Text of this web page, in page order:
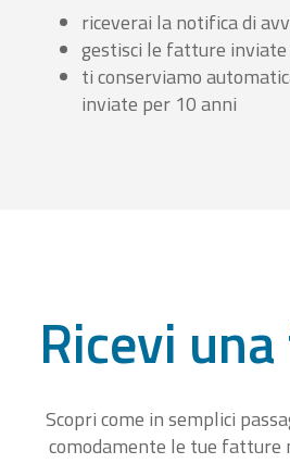
riceverai la notifica di
gestisci le fatture
ti conserviamo
inviate per 10 anni
Ricevi
Scopri come in semplici
comodamente le tue fatture